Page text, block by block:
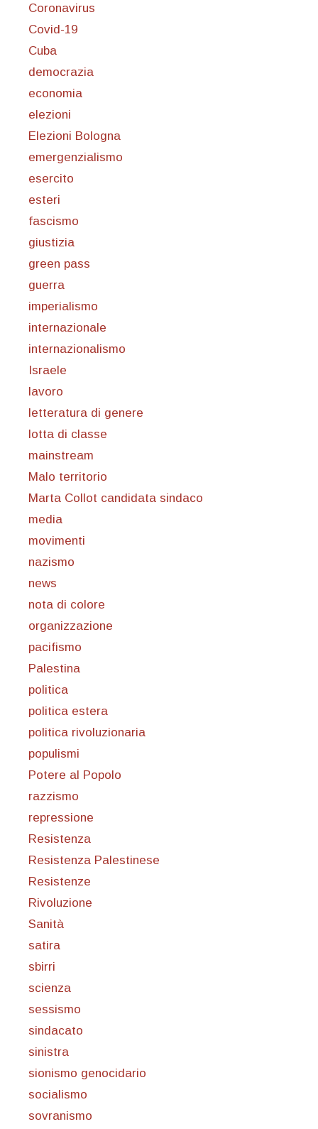
Coronavirus
Covid-19
Cuba
democrazia
economia
elezioni
Elezioni Bologna
emergenzialismo
esercito
esteri
fascismo
giustizia
green pass
guerra
imperialismo
internazionale
internazionalismo
Israele
lavoro
letteratura di genere
lotta di classe
mainstream
Malo territorio
Marta Collot candidata sindaco
media
movimenti
nazismo
news
nota di colore
organizzazione
pacifismo
Palestina
politica
politica estera
politica rivoluzionaria
populismi
Potere al Popolo
razzismo
repressione
Resistenza
Resistenza Palestinese
Resistenze
Rivoluzione
Sanità
satira
sbirri
scienza
sessismo
sindacato
sinistra
sionismo genocidario
socialismo
sovranismo